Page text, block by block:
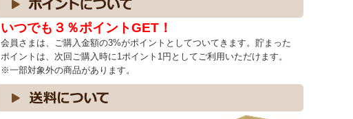
いつでも３％ポイントGET！
会員さまは、ご購入金額の3%がポイントとしてついてきます。貯まった
ポイントは、次回ご購入時に1ポイント1円としてご利用いただけます。
※一部対象外の商品があります。